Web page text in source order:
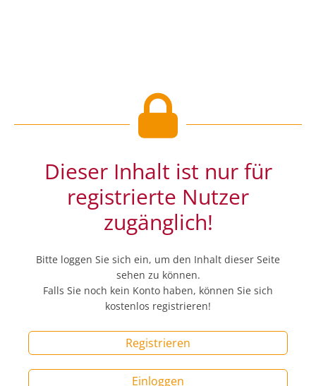
Dieser Inhalt ist nur für
registrierte Nutzer
zugänglich!
Bitte loggen Sie sich ein, um den Inhalt dieser Seite
sehen zu können.
Falls Sie noch kein Konto haben, können Sie sich
kostenlos registrieren!
Registrieren
Einloggen